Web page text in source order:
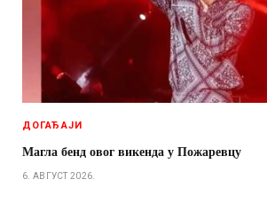
ДОГАЂАЈИ
Магла бенд овог викенда у Пожаревцу
6. АВГУСТ 2026.